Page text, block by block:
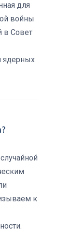
для
войны
в Совет
ядерных
к